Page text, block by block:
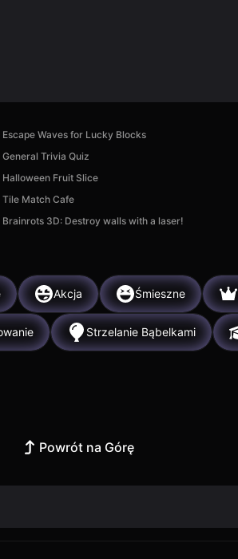
Escape Waves for Lucky Blocks
General Trivia Quiz
Halloween Fruit Slice
Tile Match Cafe
Brainrots 3D: Destroy walls with a laser!
Akcja Śmieszne
Strzelanie Bąbelkami
Powrót na Górę